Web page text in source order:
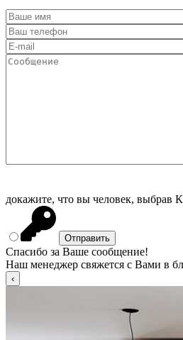
докажите, что вы человек, выбрав
Спасибо за Ваше сообщение!
Наш менеджер свяжется с Вами в